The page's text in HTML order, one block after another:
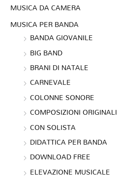
MUSICA DA CAMERA
MUSICA PER BANDA
BANDA GIOVANILE
BIG BAND
BRANI DI NATALE
CARNEVALE
COLONNE SONORE
COMPOSIZIONI ORIGINALI
CON SOLISTA
DIDATTICA PER BANDA
DOWNLOAD FREE
ELEVAZIONE MUSICALE